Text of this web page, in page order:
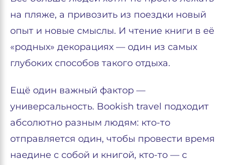
на пляже, а привозить из поездки новый
опыт и новые смыслы. И чтение книги в её
«родных» декорациях — один из самых
глубоких способов такого отдыха.
Ещё один важный фактор —
универсальность. Bookish travel подходит
абсолютно разным людям: кто-то
отправляется один, чтобы провести время
наедине с собой и книгой, кто-то — с